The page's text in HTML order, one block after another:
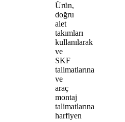
Ürün,
doğru
alet
takımları
kullanılarak
ve
SKF
talimatlarına
ve
araç
montaj
talimatlarına
harfiyen